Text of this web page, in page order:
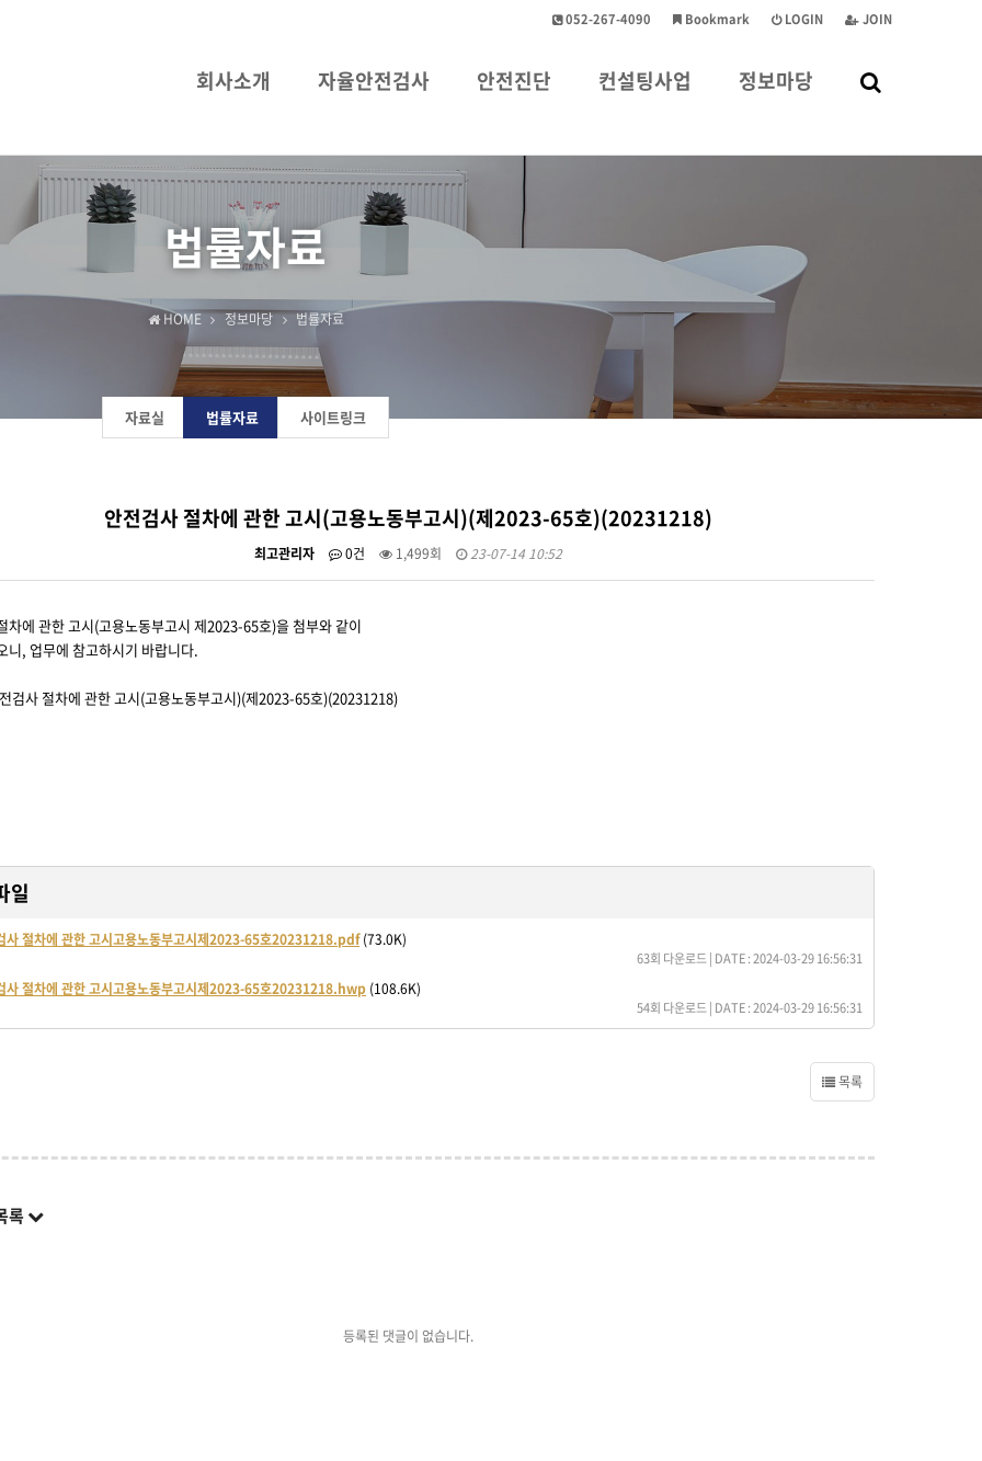
JOIN
LOGIN
Bookmark
052-267-4090
회사소개 자율안전검사 안전진단 컨설팅사업 정보마당
법률자료
HOME 정보마당 법률자료
자료실 법률자료 사이트링크
안전검사 절차에 관한 고시(고용노동부고시)(제2023-65호)(20231218)
최고관리자 0건 1,499회 23-07-14 10:52
차에 관한 고시(고용노동부고시 제2023-65호)을 첨부와 같이
니, 업무에 참고하시기 바랍니다.
검사 절차에 관한 고시(고용노동부고시)(제2023-65호)(20231218)
일
사 절차에 관한 고시고용노동부고시제2023-65호20231218.pdf(73.0K)
63회 다운로드 | DATE : 2024-03-29 16:56:31
사 절차에 관한 고시고용노동부고시제2023-65호20231218.hwp (108.6K)
54회 다운로드 | DATE : 2024-03-29 16:56:31
목록
록
등록된 댓글이 없습니다.